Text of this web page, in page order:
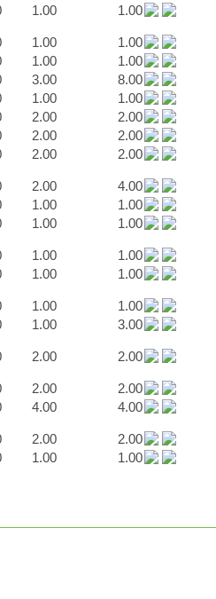
1.00 1.00
1.00 1.00
1.00 1.00
3.00 8.00
1.00 1.00
2.00 2.00
2.00 2.00
2.00 2.00
2.00 4.00
1.00 1.00
1.00 1.00
1.00 1.00
1.00 1.00
1.00 1.00
1.00 3.00
2.00 2.00
2.00 2.00
4.00 4.00
2.00 2.00
1.00 1.00